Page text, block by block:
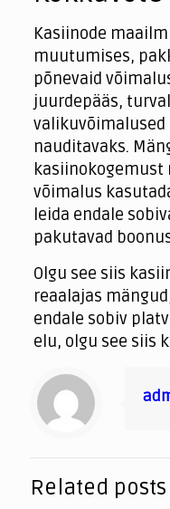
Kasiinode
muutumises,
põnevaid
juurdepääs,
nauditavaks.
kasiinokogemust
võimalus
leida endale
pakutavad
Olgu see siis
reaalajas
endale sobiv
elu, olgu see siis
Related posts